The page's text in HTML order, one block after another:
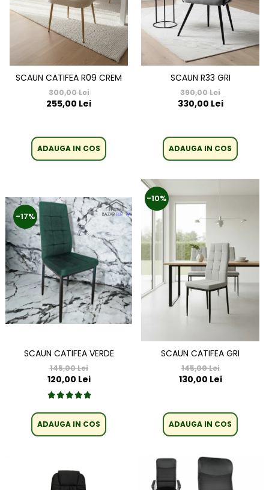
SCAUN CATIFEA R09 CREM
300,00 Lei
255,00 Lei
ADAUGA IN COS
SCAUN R33 GRI
390,00 Lei
330,00 Lei
ADAUGA IN COS
-17%
SCAUN CATIFEA VERDE
145,00 Lei
120,00 Lei
ADAUGA IN COS
-10%
SCAUN CATIFEA GRI
145,00 Lei
130,00 Lei
ADAUGA IN COS